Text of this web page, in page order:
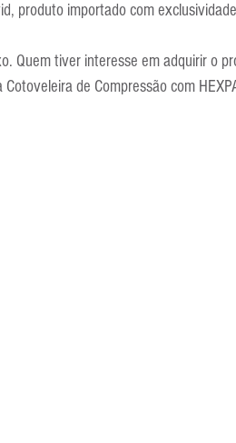
Escola Americana
produto importado com
Quem tiver interesse em adquirir o
de Compressão com